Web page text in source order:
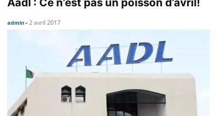
admin - 2 avril 2017